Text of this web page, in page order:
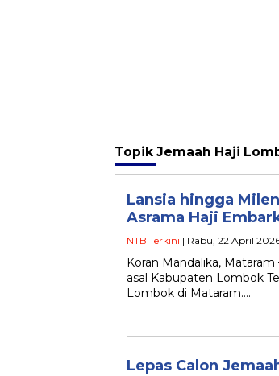
Topik Jemaah Haji
Lansia hingga
Asrama Haji
NTB Terkini | Rabu, 22 April
Koran Mandalika,
asal Kabupaten Lombok
Lombok di Mataram….
Lepas Calon